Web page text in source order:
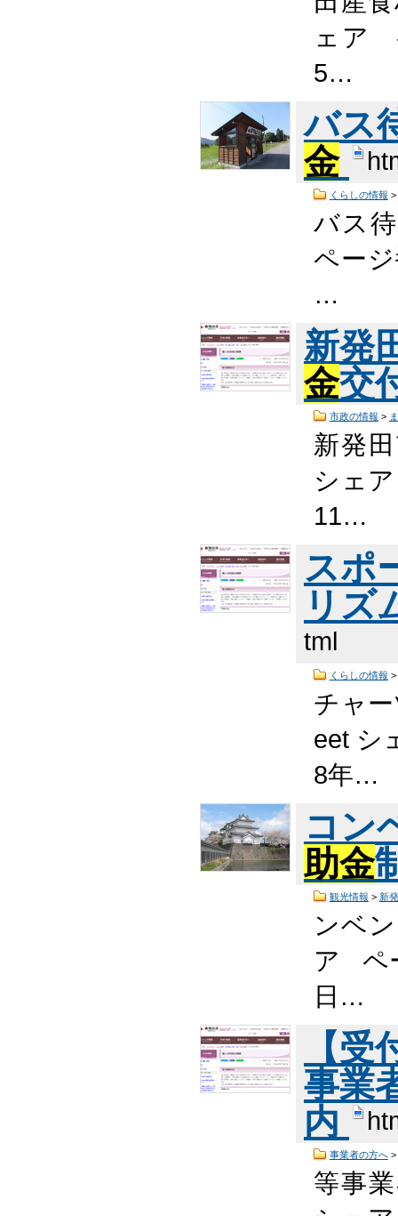
ェア
5…
バス
金
くらしの情報 >
バス
ペー
…
新発
金交
市政の情報 >
新発
シェ
11…
スポ
リズ
tml
くらしの情報 >
チャ
eet シ
8年…
コン
助金
観光情報 > 新
ンベ
ア ペ
日…
【
事業
内
事業者の方へ>
等事